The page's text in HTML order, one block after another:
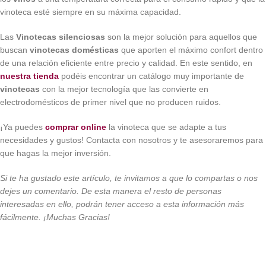
vinoteca esté siempre en su máxima capacidad.
Las Vinotecas silenciosas son la mejor solución para aquellos que
buscan vinotecas domésticas que aporten el máximo confort dentro
de una relación eficiente entre precio y calidad. En este sentido, en
nuestra tienda podéis encontrar un catálogo muy importante de
vinotecas con la mejor tecnología que las convierte en
electrodomésticos de primer nivel que no producen ruidos.
¡Ya puedes comprar online la vinoteca que se adapte a tus
necesidades y gustos! Contacta con nosotros y te asesoraremos para
que hagas la mejor inversión.
Si te ha gustado este artículo, te invitamos a que lo compartas o nos
dejes un comentario. De esta manera el resto de personas
interesadas en ello, podrán tener acceso a esta información más
fácilmente. ¡Muchas Gracias!